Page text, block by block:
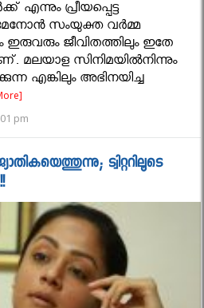
എന്നും പ്രീയപ്പെട്ട
സംയുക്ത വർമ്മ
ഇരുവരും ജീവിതത്തിലും ഇതേ
മലയാള സിനിമയിൽനിന്നും
എങ്കിലും അഭിനയിച്ച
pm
ട്വിറ്ററിലൂടെ